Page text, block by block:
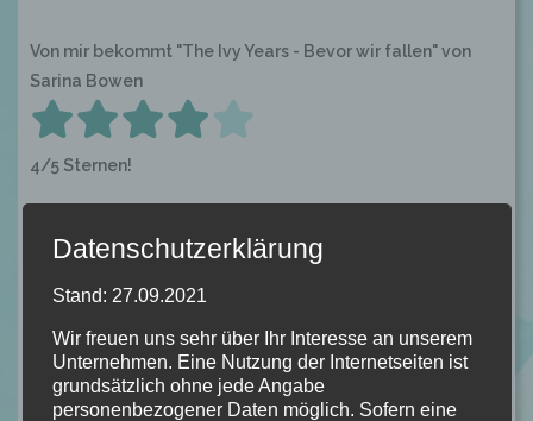
Von mir bekommt "The Ivy Years - Bevor wir fallen" von
Sarina Bowen
4/5 Sternen!
Inhalt
Wegen eines schweren Sportunfalls muss Corey Callahan
das College im Rollstuhl beginnen. In ihrem Wohnheim trifft
sie Adam Hartley, einen charismatischen Eishockeyspieler,
Datenschutzerklärung
Stand: 27.09.2021
Wir freuen uns sehr über Ihr Interesse an unserem
Unternehmen. Eine Nutzung der Internetseiten ist
grundsätzlich ohne jede Angabe
personenbezogener Daten möglich. Sofern eine